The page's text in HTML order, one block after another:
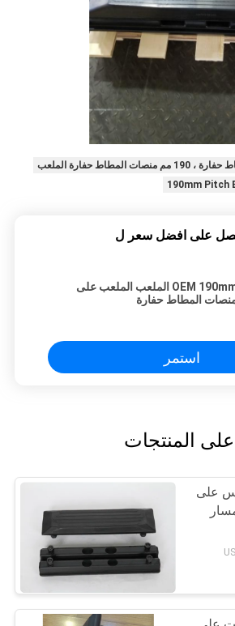
حفارة الملعب
190mm Pitch
على افضل سعر ل
OEM 190mm الملعب الملعب على
المطاط حفارة
استمر
أعلى المنتجات
على